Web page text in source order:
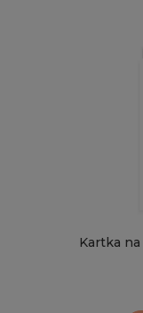
Kartka